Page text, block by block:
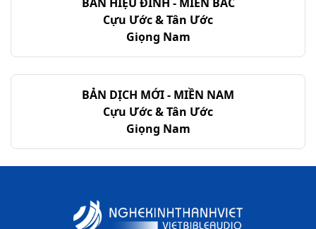
Cựu Ước & Tân Ước
Giọng Nam
BẢN DỊCH MỚI - MIỀN NAM
Cựu Ước & Tân Ước
Giọng Nam